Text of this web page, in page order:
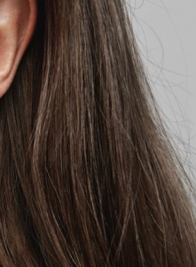
Trblietavé
modrým
64.00 € s DPH
KÓD: PN_292381C01
Dostupnosť:skladom
Náušnice, Šterlingové striebro,
moderný štýl? Ozdobte vaše uši
Info o veľkosti